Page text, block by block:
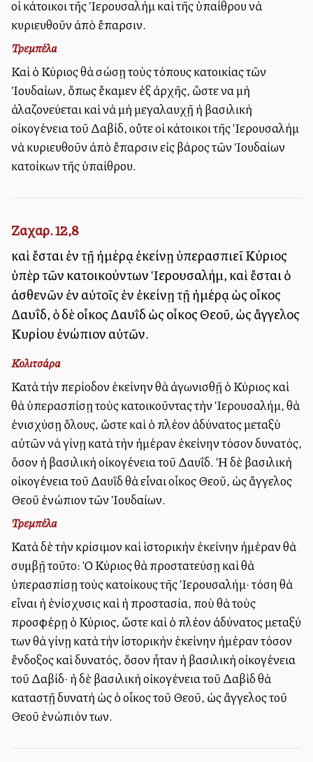
οἱ κάτοικοι τῆς Ἱερουσαλὴμ καὶ τῆς ὑπαίθρου νὰ
κυριευθοῦν ἀπὸ ἔπαρσιν.
Τρεμπέλα
Καὶ ὁ Κύριος θὰ σώσῃ τοὺς τόπους κατοικίας τῶν
Ἰουδαίων, ὅπως ἔκαμεν ἐξ ἀρχῆς, ὥστε να μὴ
ἀλαζονεύεται καὶ νὰ μὴ μεγαλαυχῇ ἡ βασιλικὴ
οἰκογένεια τοῦ Δαβίδ, οὔτε οἱ κάτοικοι τῆς Ἱερουσαλὴμ
νὰ κυριευθοῦν ἀπὸ ἔπαρσιν εἰς βάρος τῶν Ἰουδαίων
κατοίκων τῆς ὑπαίθρου.
Ζαχαρ. 12,8
καὶ ἔσται ἐν τῇ ἡμέρᾳ ἐκείνῃ ὑπερασπιεῖ Κύριος
ὑπὲρ τῶν κατοικούντων Ἱερουσαλήμ, καὶ ἔσται ὁ
ἀσθενῶν ἐν αὐτοῖς ἐν ἐκείνῃ τῇ ἡμέρᾳ ὡς οἶκος
Δαυΐδ, ὁ δὲ οἶκος Δαυῒδ ὡς οἶκος Θεοῦ, ὡς ἄγγελος
Κυρίου ἐνώπιον αὐτῶν.
Κολιτσάρα
Κατὰ τὴν περίοδον ἐκείνην θὰ ἀγωνισθῇ ὁ Κύριος καὶ
θὰ ὑπερασπίσῃ τοὺς κατοικοῦντας τὴν Ἱερουσαλήμ, θὰ
ἐνισχύσῃ ὅλους, ὥστε καὶ ὁ πλέον ἀδύνατος μεταξὺ
αὐτῶν νὰ γίνῃ κατὰ τὴν ἡμέραν ἐκείνην τόσον δυνατός,
ὅσον ἡ βασιλικὴ οἰκογένεια τοῦ Δαυΐδ. Ἡ δὲ βασιλικὴ
οἰκογένεια τοῦ Δαυῒδ θὰ εἶναι οἶκος Θεοῦ, ὡς ἄγγελος
Θεοῦ ἐνώπιον τῶν Ἰουδαίων.
Τρεμπέλα
Κατὰ δὲ τὴν κρίσιμον καὶ ἱστορικὴν ἐκείνην ἡμέραν θὰ
συμβῇ τοῦτο: Ὁ Κύριος θὰ προστατεύσῃ καὶ θὰ
ὑπερασπίσῃ τοὺς κατοίκους τῆς Ἱερουσαλήμ· τόση θὰ
εἶναι ἡ ἐνίσχυσις καὶ ἡ προστασία, ποὺ θὰ τοὺς
προσφέρῃ ὁ Κύριος, ὥστε καὶ ὁ πλέον ἀδύνατος μεταξύ
των θὰ γίνῃ κατὰ τὴν ἱστορικὴν ἐκείνην ἡμέραν τόσον
ἔνδοξος καὶ δυνατός, ὅσον ἦταν ἡ βασιλικὴ οἰκογένεια
τοῦ Δαβίδ· ἡ δὲ βασιλικὴ οἰκογένεια τοῦ Δαβὶδ θὰ
καταστῇ δυνατὴ ὡς ὁ οἶκος τοῦ Θεοῦ, ὡς ἄγγελος τοῦ
Θεοῦ ἐνώπιόν των.